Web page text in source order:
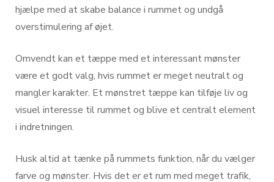
hjælpe med at skabe balance i rummet og undgå
overstimulering af øjet.
Omvendt kan et tæppe med et interessant mønster
være et godt valg, hvis rummet er meget neutralt og
mangler karakter. Et mønstret tæppe kan tilføje liv og
visuel interesse til rummet og blive et centralt element
i indretningen.
Husk altid at tænke på rummets funktion, når du vælger
farve og mønster. Hvis det er et rum med meget trafik,